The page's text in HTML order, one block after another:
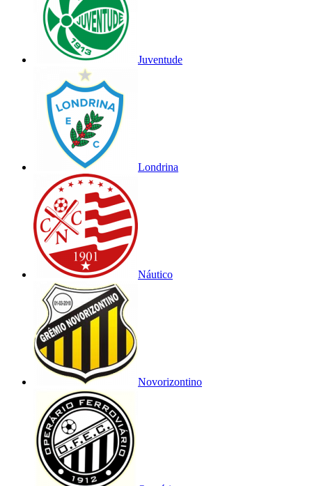
Juventude
Londrina
Náutico
Novorizontino